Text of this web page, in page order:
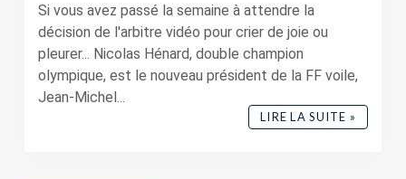
Si vous avez passé la semaine à attendre la
décision de l'arbitre vidéo pour crier de joie ou
pleurer... Nicolas Hénard, double champion
olympique, est le nouveau président de la FF voile,
Jean-Michel...
LIRE LA SUITE »